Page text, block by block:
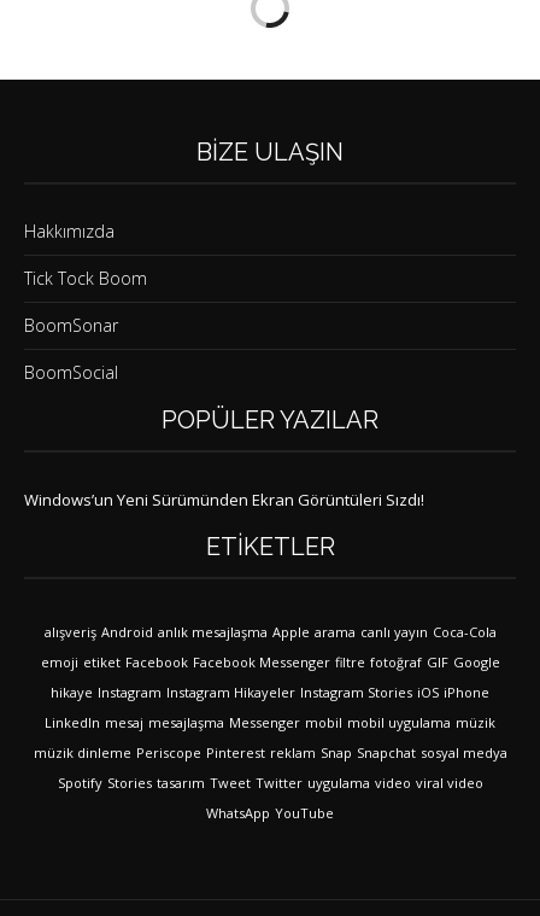
BIZE ULAŞIN
Hakkımızda
Tick Tock Boom
BoomSonar
BoomSocial
POPÜLER YAZILAR
Windows’un Yeni Sürümünden Ekran Görüntüleri Sızdı!
ETIKETLER
alışveriş Android anlık mesajlaşma Apple arama canlı yayın Coca-Cola
emoji etiket Facebook Facebook Messenger filtre fotoğraf GIF Google
hikaye Instagram Instagram Hikayeler Instagram Stories iOS iPhone
LinkedIn mesaj mesajlaşma Messenger mobil mobil uygulama müzik
müzik dinleme Periscope Pinterest reklam Snap Snapchat sosyal medya
Spotify Stories tasarım Tweet Twitter uygulama video viral video
WhatsApp YouTube